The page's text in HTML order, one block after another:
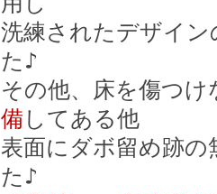
洗練されたデザイ
た♪
その他、床を傷つ
備 してある他
表面にダボ留め跡の
た♪